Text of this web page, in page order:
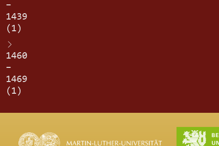
–
1439
(1)
1460
–
1469
(1)